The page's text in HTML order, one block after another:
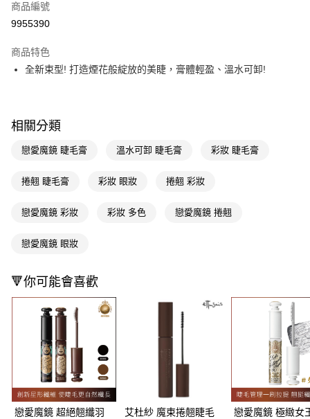
信用卡一次付款
LINE Pay
街口支付
相關說明
AFTEE先享後付是「在收到商品之後才付款」的支付方式。 讓您購物簡單
２．便利：只要手機號碼，簡訊認證，即可結帳。
３．安心：先確認商品／服務後，再付款。
【「AFTEE先享後付」結帳流程】
１．於結帳方式選擇「AFTEE先享後付」後，將跳轉至「AFTEE先享後付」
結帳頁面，進行簡訊認證並確認金額後，即可完成結帳。
２．訂單成立數日內，您將收到繳費通知簡訊。
３．收到繳費通知簡訊後14天內，點擊此簡訊中的連結，可透過四大超商／
ATM／網路銀行／等多元方式進行付款，方視為交易完成。
※ 請注意：結帳手續完成當下不需立刻繳費，但若您需要取消訂單，請聯絡
購買商品的店家。未經商家同意取消之訂單仍視為有效，需透過AFTEE先享
後付繳納相關費用。
即享券
每筆NT$65，滿NT$390(含以上)免運費
付款後全家取貨
每筆NT$65，滿NT$390(含以上)免運費
萊爾富取貨付款
每筆NT$65，滿NT$490(含以上)免運費
商品編號
9955390
商品特色
全新束型! 打造煙花般綻放的美睫，膏體輕盈、溫水可卸!
相關分類
戀愛魔鏡 睫毛膏 溫水可卸 睫毛膏 彩妝 睫毛膏
捲翹 睫毛膏 彩妝 眼妝 捲翹 彩妝
戀愛魔鏡 彩妝 彩妝 多色 戀愛魔鏡 捲翹
戀愛魔鏡 眼妝
🔻你可能會喜歡
戀愛魔鏡 超絕翹纖羽
艾杜紗 魔束捲翹睫毛
戀愛魔鏡 極緻女